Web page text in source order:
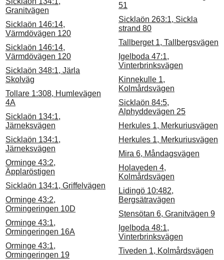
Granitvägen
Sicklaön 146:14,
Värmdövägen 120
Sicklaön 146:14,
Värmdövägen 120
Sicklaön 348:1, Järla
Skolväg
Tollare 1:308, Humlevägen
4A
Sicklaön 134:1,
Järneksvägen
Sicklaön 134:1,
Järneksvägen
Orminge 43:2,
Äpplaröstigen
Sicklaön 134:1, Griffelvägen
Orminge 43:2,
Ormingeringen 10D
Orminge 43:1,
Ormingeringen 16A
Orminge 43:1,
Ormingeringen 19
51
Sicklaön 263:1, Sickla
strand 80
Tallberget 1, Tallbergsvägen
Igelboda 47:1,
Vinterbrinksvägen
Kinnekulle 1,
Kolmårdsvägen
Sicklaön 84:5,
Alphyddevägen 25
Herkules 1, Merkuriusvägen
Herkules 1, Merkuriusvägen
Mira 6, Måndagsvägen
Holaveden 4,
Kolmårdsvägen
Lidingö 10:482,
Bergsätravägen
Stensötan 6, Granitvägen 9
Igelboda 48:1,
Vinterbrinksvägen
Tiveden 1, Kolmårdsvägen